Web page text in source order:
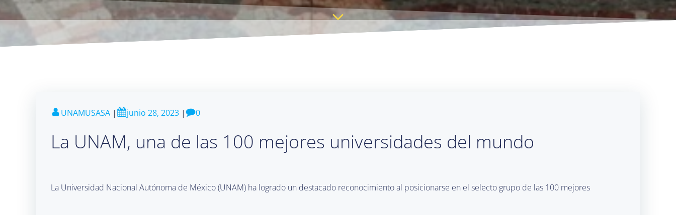
UNAMUSASA | junio 28, 2023 | 0
La UNAM, una de las 100 mejores universidades del mundo
La Universidad Nacional Autónoma de México (UNAM) ha logrado un destacado reconocimiento al posicionarse en el selecto grupo de las 100 mejores